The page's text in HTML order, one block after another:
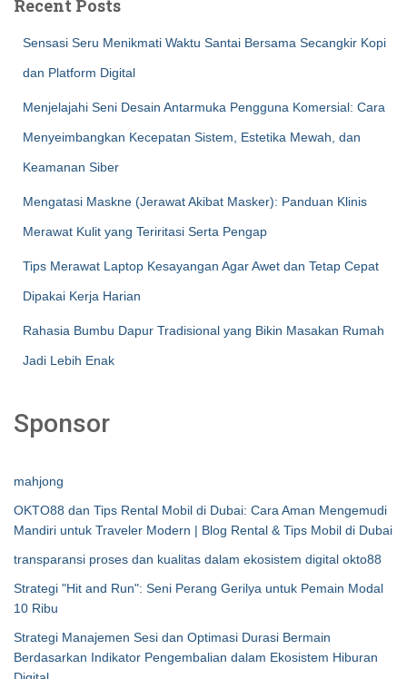
Recent Posts
Sensasi Seru Menikmati Waktu Santai Bersama Secangkir Kopi
dan Platform Digital
Menjelajahi Seni Desain Antarmuka Pengguna Komersial: Cara
Menyeimbangkan Kecepatan Sistem, Estetika Mewah, dan
Keamanan Siber
Mengatasi Maskne (Jerawat Akibat Masker): Panduan Klinis
Merawat Kulit yang Teriritasi Serta Pengap
Tips Merawat Laptop Kesayangan Agar Awet dan Tetap Cepat
Dipakai Kerja Harian
Rahasia Bumbu Dapur Tradisional yang Bikin Masakan Rumah
Jadi Lebih Enak
Sponsor
mahjong
OKTO88 dan Tips Rental Mobil di Dubai: Cara Aman Mengemudi
Mandiri untuk Traveler Modern | Blog Rental & Tips Mobil di Dubai
transparansi proses dan kualitas dalam ekosistem digital okto88
Strategi "Hit and Run": Seni Perang Gerilya untuk Pemain Modal
10 Ribu
Strategi Manajemen Sesi dan Optimasi Durasi Bermain
Berdasarkan Indikator Pengembalian dalam Ekosistem Hiburan